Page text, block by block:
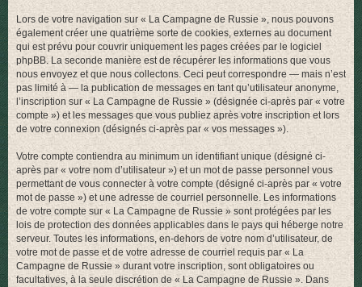
Lors de votre navigation sur « La Campagne de Russie », nous pouvons
également créer une quatrième sorte de cookies, externes au document
qui est prévu pour couvrir uniquement les pages créées par le logiciel
phpBB. La seconde manière est de récupérer les informations que vous
nous envoyez et que nous collectons. Ceci peut correspondre — mais n’est
pas limité à — la publication de messages en tant qu’utilisateur anonyme,
l’inscription sur « La Campagne de Russie » (désignée ci-après par « votre
compte ») et les messages que vous publiez après votre inscription et lors
de votre connexion (désignés ci-après par « vos messages »).
Votre compte contiendra au minimum un identifiant unique (désigné ci-
après par « votre nom d’utilisateur ») et un mot de passe personnel vous
permettant de vous connecter à votre compte (désigné ci-après par « votre
mot de passe ») et une adresse de courriel personnelle. Les informations
de votre compte sur « La Campagne de Russie » sont protégées par les
lois de protection des données applicables dans le pays qui héberge notre
serveur. Toutes les informations, en-dehors de votre nom d’utilisateur, de
votre mot de passe et de votre adresse de courriel requis par « La
Campagne de Russie » durant votre inscription, sont obligatoires ou
facultatives, à la seule discrétion de « La Campagne de Russie ». Dans